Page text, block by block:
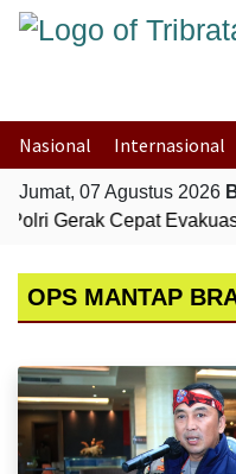
Nasional Internasional
Jumat, 07 Agustus 2026
Gerak Cepat
OPS MANTAP